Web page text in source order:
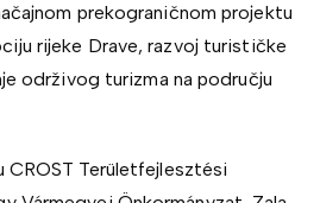
prekograničnom projektu
rijeke Drave, razvoj turističke
održivog turizma na području
CROST Területfejlesztési